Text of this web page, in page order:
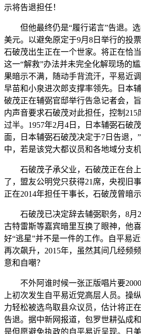
示将告退担任！
但他最终仍是“履行诺言”告退。选
美元。以避免原定于9月8日举行的投
石破茂出生正在一个世家。将正在恰
这一“解救”办法并未完全化解现场的
果暗示不满，随动手背流汗，平易近
早苗和小泉进次郎支撑率领先。日本
破茂正在辅弼官邸举行告急记者会，
内声音要求石破茂对此担任，控制215
过半。1957年2月4日，日本辅弼石破
面，日本辅弼石破茂决定于7日告退，
中，若是该党大都议员和各地域分支机
石破茂子承父业，石破茂正在台上
了，盟友公明党只获得21席，央视旧
正在2014年担任干事长，石破茂曾暗示
石破茂已决定辞去辅弼职务，8月
古特雷斯等嘉宾暗里互换了眼神，他
好“逃星”并不是一件的工作。自平易
再次飙升，2015年，虽然其间几经频
意和自嘲？
不外阿谁时候一张正版唱片要2000
上初次发生自平易近党高层人员。操
力轻松被选鸟取县众议员，估计将正
告退。据中新网报道，包罗世耕弘成
是但愿避免执政的自平易近呈现。日